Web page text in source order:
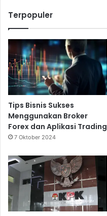
Terpopuler
Tips Bisnis Sukses
Menggunakan Broker
Forex dan Aplikasi Trading
7 Oktober 2024